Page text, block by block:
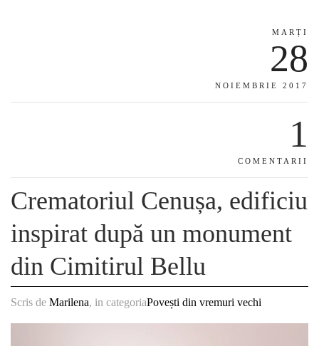
MARȚI
28
NOIEMBRIE 2017
1
COMENTARII
Crematoriul Cenușa, edificiu
inspirat după un monument
din Cimitirul Bellu
Scris de Marilena, in categoriaPovești din vremuri vechi